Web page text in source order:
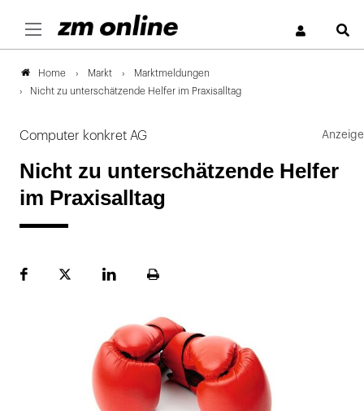
Home Markt
Marktmeldungen
Nicht zu unterschätzende Helfer im Praxisalltag
Computer konkret AG
Nicht zu unterschätzende Helfer
im Praxisalltag
FacebookPlattformLinekdInSeite